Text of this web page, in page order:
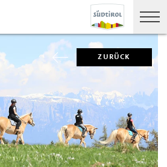
ZURÜCK